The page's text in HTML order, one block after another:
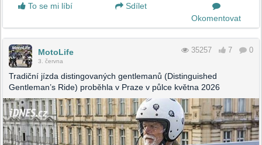
To se mi líbí
Sdílet
Okomentovat
MotoLife
3. června
35257 7 0
Tradiční jízda distingovaných gentlemanů (Distinguished
Gentleman’s Ride) proběhla v Praze v půlce května 2026